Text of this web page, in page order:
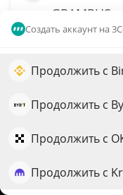
Создать аккаунт на
Продолжить с
Продолжить с
Продолжить с
Продолжить с
GRAMPUS
$
Капитализация
3619
Увеличьте рост
QuantPilot —
ваши стратегии и